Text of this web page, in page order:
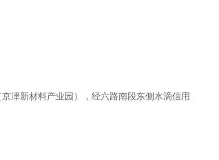
津新材料产业园），经六路南段东侧水滴信用